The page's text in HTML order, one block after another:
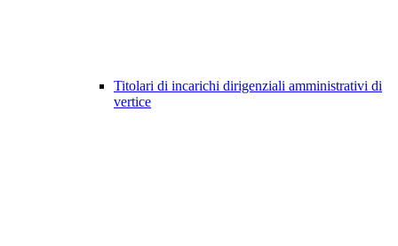
Titolari di incarichi dirigenziali amministrativi di
vertice